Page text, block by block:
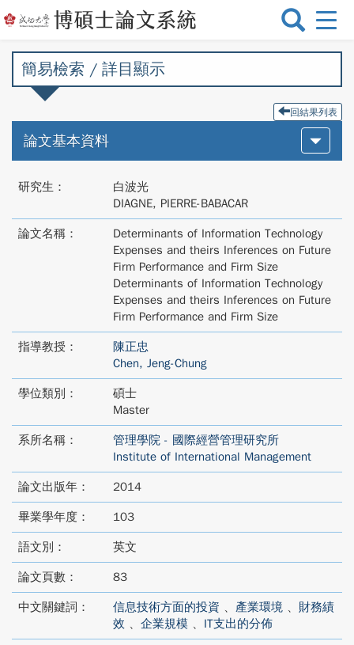
選
切
簡易檢索 / 詳目顯示
回結果列表
論文基本資料
研究生：
白波光
DIAGNE, PIERRE-BABACAR
論文名稱：
Determinants of Information Technology
Expenses and theirs Inferences on Future
Firm Performance and Firm Size
Determinants of Information Technology
Expenses and theirs Inferences on Future
Firm Performance and Firm Size
指導教授：
陳正忠
Chen, Jeng-Chung
學位類別：
碩士
Master
系所名稱：
管理學院 - 國際經營管理研究所
Institute of International Management
論文出版年： 2014
畢業學年度： 103
語文別： 英文
論文頁數： 83
中文關鍵詞： 信息技術方面的投資 、 產業環境 、 財務績
效 、 企業規模 、 IT支出的分佈